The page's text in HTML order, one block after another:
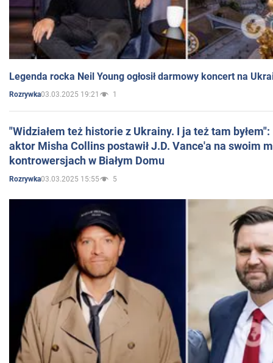
Legenda rocka Neil Young ogłosił darmowy koncert na
Rozrywka03.03.2025 19:21 1
"Widziałem też historie z Ukrainy. I ja też tam
aktor Misha Collins postawił J.D. Vance'a na swoim
kontrowersjach w Białym Domu
Rozrywka03.03.2025 15:55 5